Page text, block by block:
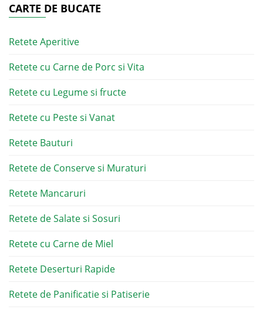
CARTE DE BUCATE
Retete Aperitive
Retete cu Carne de Porc si Vita
Retete cu Legume si fructe
Retete cu Peste si Vanat
Retete Bauturi
Retete de Conserve si Muraturi
Retete Mancaruri
Retete de Salate si Sosuri
Retete cu Carne de Miel
Retete Deserturi Rapide
Retete de Panificatie si Patiserie